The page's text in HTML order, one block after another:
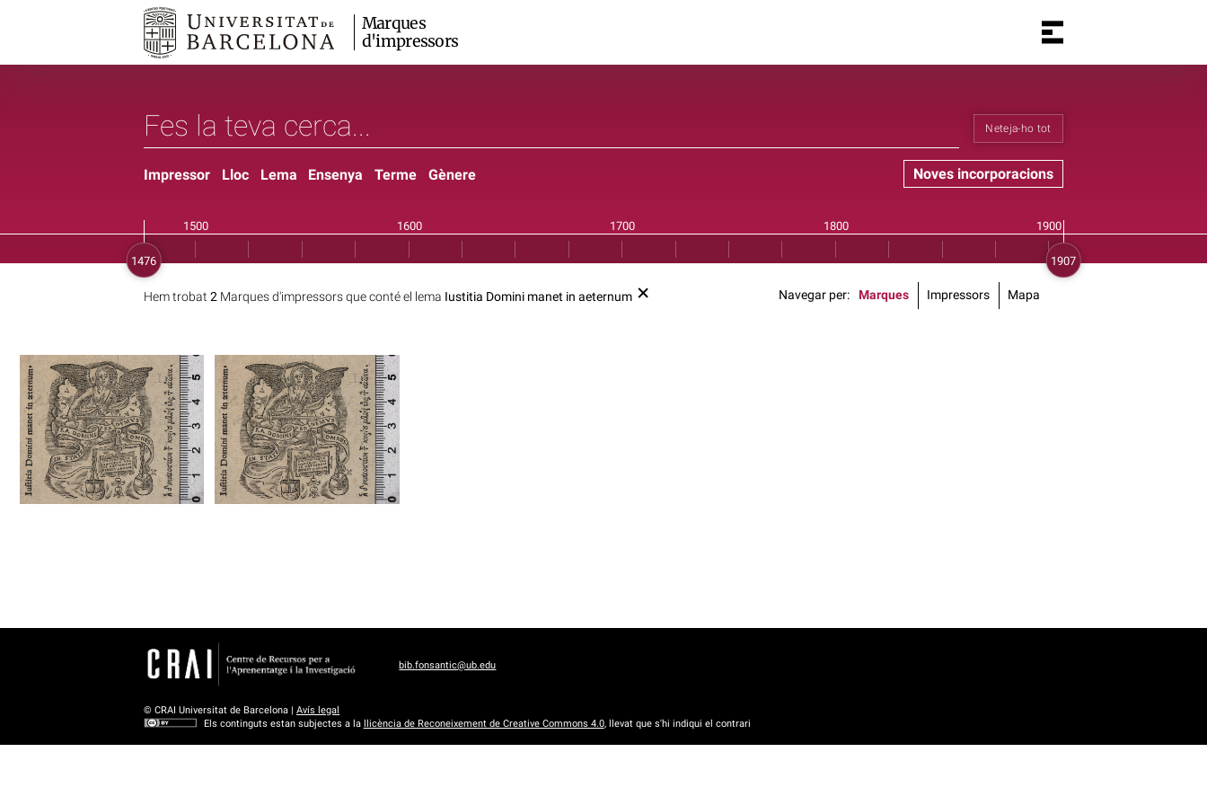
Marques
d'impressors
Neteja-ho tot
Noves incorporacions
Impressor Lloc Lema Ensenya Terme Gènere
Hem trobat 2 Marques d'impressors que conté el lema Iustitia Domini manet in aeternum Navegar per Marques Impressors Mapa
bib.fonsantic@ub.edu
© CRAI Universitat de Barcelona | Avís legal
Els continguts estan subjectes a la llicència de Reconeixement de Creative Commons 4.0, llevat que s'hi indiqui el contrari